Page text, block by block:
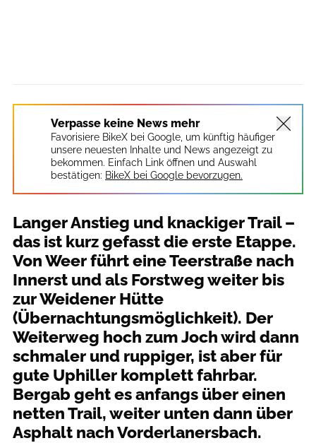
Verpasse keine News mehr
Favorisiere BikeX bei Google, um künftig häufiger
unsere neuesten Inhalte und News angezeigt zu
bekommen. Einfach Link öffnen und Auswahl
bestätigen: BikeX bei Google bevorzugen.
​Langer Anstieg und knackiger Trail –
das ist kurz gefasst die erste Etappe.
Von Weer führt eine Teerstraße nach
Innerst und als Forstweg weiter bis
zur Weidener Hütte
(Übernachtungsmöglichkeit). Der
Weiterweg hoch zum Joch wird dann
schmaler und ruppiger, ist aber für
gute Uphiller komplett fahrbar.
Bergab geht es anfangs über einen
netten Trail, weiter unten dann über
Asphalt nach Vorderlanersbach.